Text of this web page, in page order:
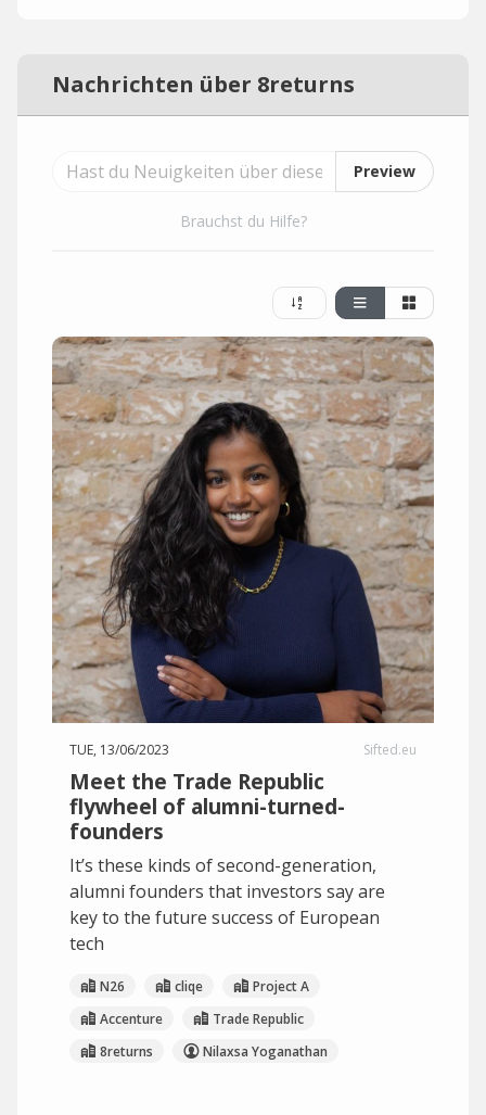
Nachrichten über 8returns
Preview
Brauchst du Hilfe?
TUE, 13/06/2023 Sifted.eu
Meet the Trade Republic
flywheel of alumni-turned-
founders
It’s these kinds of second-generation,
alumni founders that investors say are
key to the future success of European
tech
N26 cliqe
Project A
Accenture
Trade Republic
8returns
Nilaxsa Yoganathan